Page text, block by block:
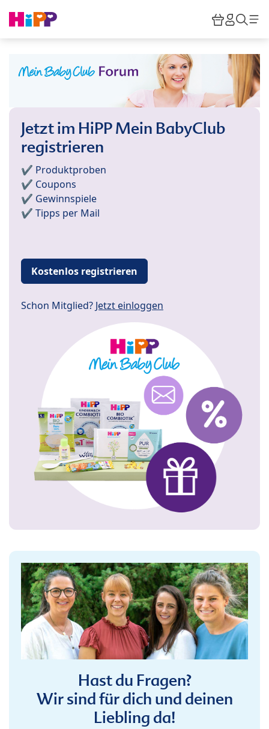
HiPP
Jetzt im HiPP Mein BabyClub
registrieren
✔️ Produktproben
✔️ Coupons
✔️ Gewinnspiele
✔️ Tipps per Mail
Kostenlos registrieren
Schon Mitglied? Jetzt einloggen
Hast du Fragen?
Wir sind für dich und deinen
Liebling da!